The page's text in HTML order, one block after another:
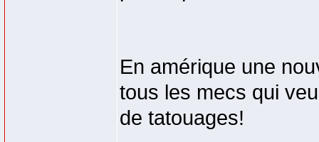
En amérique une
tous les mecs qui
de tatouages!